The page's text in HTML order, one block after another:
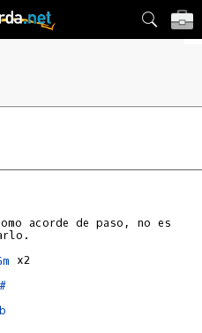
acorde de paso, no es
x2